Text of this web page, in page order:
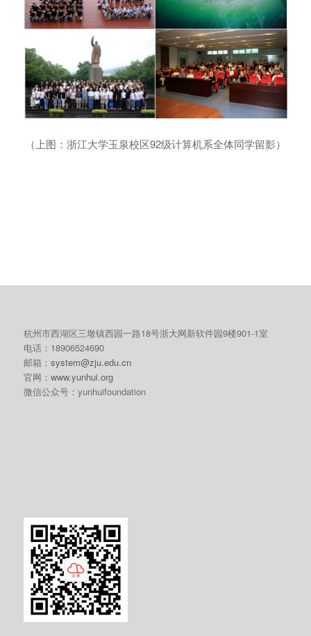
（上图：浙江大学玉泉校区92级计算机系全体同学留影）
杭州市西湖区三墩镇西园一路18号浙大网新软件园9楼901-1室
电话：18906524690
邮箱： system@zju.edu.cn
官网： www.yunhui.org
微信公众号：yunhuifoundation